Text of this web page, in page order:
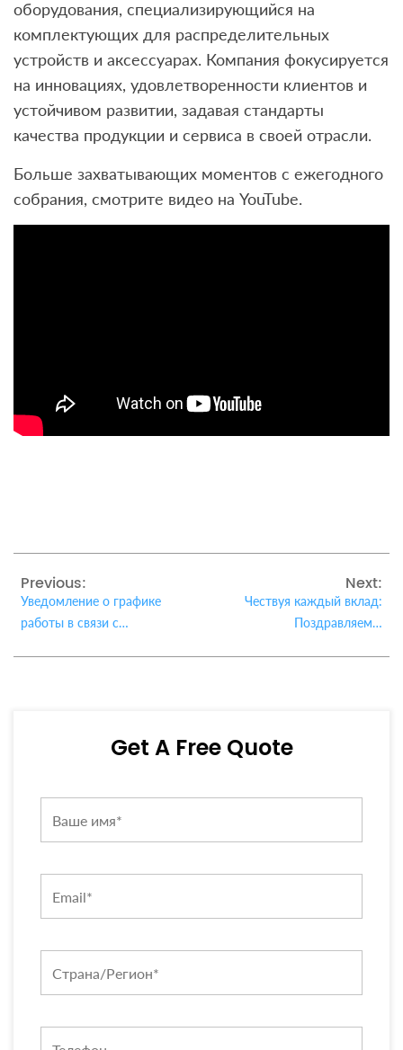
оборудования, специализирующийся на
комплектующих для распределительных
устройств и аксессуарах. Компания фокусируется
на инновациях, удовлетворенности клиентов и
устойчивом развитии, задавая стандарты
качества продукции и сервиса в своей отрасли.
Больше захватывающих моментов с ежегодного
собрания, смотрите видео на YouTube.
Previous:
Уведомление о графике
работы в связи с
Next:
Чествуя каждый вклад:
Поздравляем с
Get A Free Quote